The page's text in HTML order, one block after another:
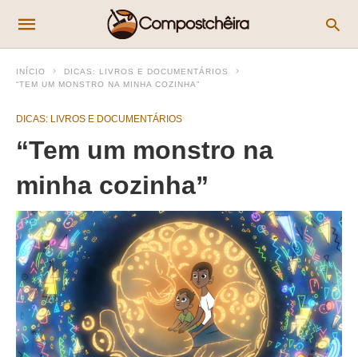
INÍCIO
DICAS: LIVROS E DOCUMENTÁRIOS
“TEM UM MONSTRO NA MINHA COZINHA”
DICAS: LIVROS E DOCUMENTÁRIOS
“Tem um monstro na
minha cozinha”